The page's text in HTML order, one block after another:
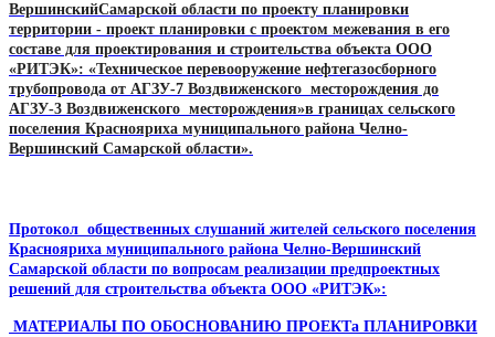
ВершинскийСамарской области по проекту планировки
территории - проект планировки с проектом межевания в его
составе для проектирования и строительства объекта ООО
«РИТЭК»: «Техническое перевооружение нефтегазосборного
трубопровода от АГЗУ-7 Воздвиженского месторождения до
АГЗУ-3 Воздвиженского месторождения»в границах сельского
поселения Краснояриха муниципального района Челно-
Вершинский Самарской области».
Протокол общественных слушаний жителей сельского поселения
Краснояриха муниципального района Челно-Вершинский
Самарской области по вопросам реализации предпроектных
решений для строительства объекта ООО «РИТЭК»:
МАТЕРИАЛЫ ПО ОБОСНОВАНИЮ ПРОЕКТа ПЛАНИРОВКИ